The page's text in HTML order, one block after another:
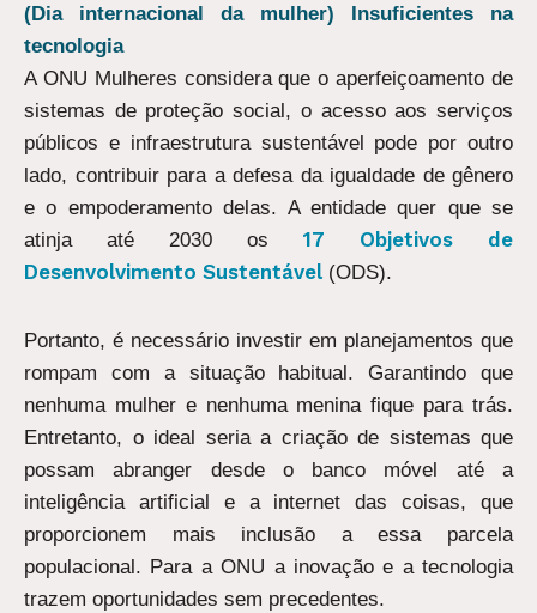
(Dia internacional da mulher) Insuficientes na
tecnologia
A ONU Mulheres considera que o aperfeiçoamento de
sistemas de proteção social, o acesso aos serviços
públicos e infraestrutura sustentável pode por outro
lado, contribuir para a defesa da igualdade de gênero
e o empoderamento delas. A entidade quer que se
atinja até 2030 os 17 Objetivos de
Desenvolvimento Sustentável(ODS).
Portanto, é necessário investir em planejamentos que
rompam com a situação habitual. Garantindo que
nenhuma mulher e nenhuma menina fique para trás.
Entretanto, o ideal seria a criação de sistemas que
possam abranger desde o banco móvel até a
inteligência artificial e a internet das coisas, que
proporcionem mais inclusão a essa parcela
populacional. Para a ONU a inovação e a tecnologia
trazem oportunidades sem precedentes.